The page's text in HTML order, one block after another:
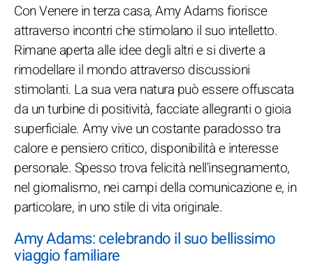
Con Venere in terza casa, Amy Adams fiorisce
attraverso incontri che stimolano il suo intelletto.
Rimane aperta alle idee degli altri e si diverte a
rimodellare il mondo attraverso discussioni
stimolanti. La sua vera natura può essere offuscata
da un turbine di positività, facciate allegranti o gioia
superficiale. Amy vive un costante paradosso tra
calore e pensiero critico, disponibilità e interesse
personale. Spesso trova felicità nell'insegnamento,
nel giornalismo, nei campi della comunicazione e, in
particolare, in uno stile di vita originale.
Amy Adams: celebrando il suo bellissimo
viaggio familiare